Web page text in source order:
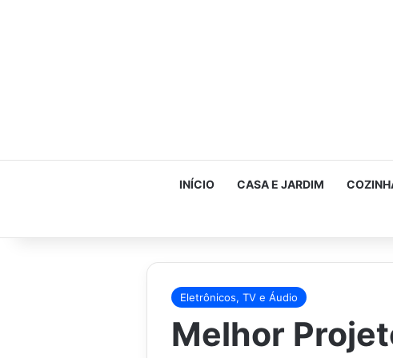
INÍCIO CASA E JARDIM
Eletrônicos, TV e Áudio
Melhor